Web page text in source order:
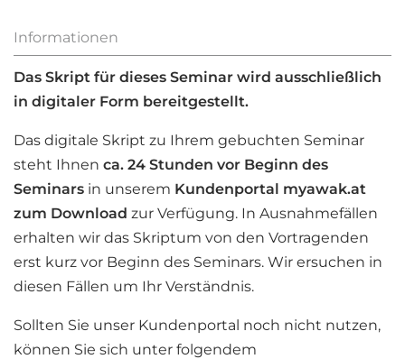
Informationen
Das Skript für dieses Seminar wird ausschließlich
in digitaler Form bereitgestellt.
Das digitale Skript zu Ihrem gebuchten Seminar
steht Ihnen ca. 24 Stunden vor Beginn des
Seminars in unserem Kundenportal myawak.at
zum Download zur Verfügung. In Ausnahmefällen
erhalten wir das Skriptum von den Vortragenden
erst kurz vor Beginn des Seminars. Wir ersuchen in
diesen Fällen um Ihr Verständnis.
Sollten Sie unser Kundenportal noch nicht nutzen,
können Sie sich unter folgendem